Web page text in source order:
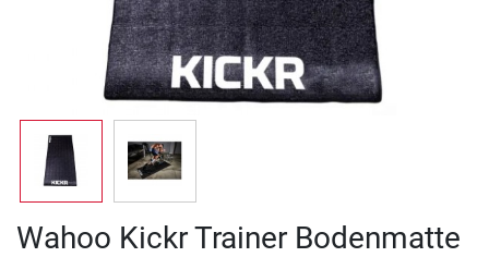
Wahoo Kickr Trainer Bodenmatte